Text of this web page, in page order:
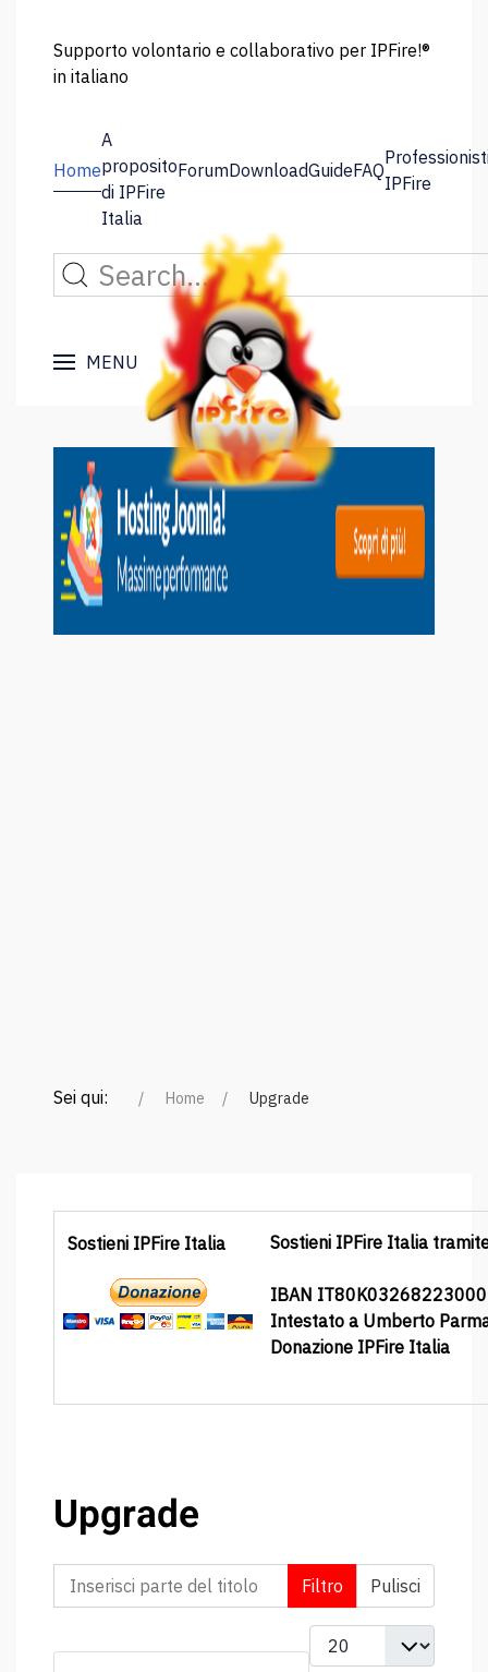
Supporto volontario e collaborativo per IPFire!®
in italiano
Home
A
proposito
di IPFire
Italia
ForumDownloadGuideFAQ
IPFire
MENU
Sei qui: Home Upgrade
Sostieni IPFire Italia Sostieni IPFire Italia
IBAN
Intestato a Umberto
Donazione IPFire Italia
Upgrade
Inserisci parte del titolo Filtro Pulisci
Visualizza #